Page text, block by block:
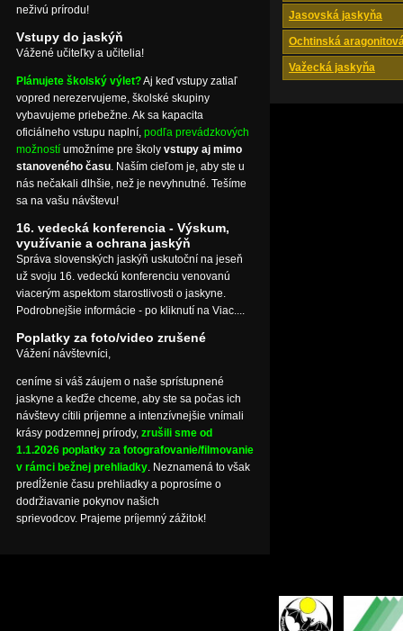
Jasovská jaskyňa
Ochtinská
Važecká jaskyňa
neživú prírodu!
Vstupy do jaskýň
Vážené učiteľky a učitelia!
Plánujete školský výlet?Aj keď vstupy zatiaľ
vopred nerezervujeme, školské skupiny
vybavujeme priebežne. Ak sa kapacita
oficiálneho vstupu naplní, podľa prevádzkových
možností umožníme pre školy vstupy aj mimo
stanoveného času. Naším cieľom je, aby ste u
nás nečakali dlhšie, než je nevyhnutné. Tešíme
sa na vašu návštevu!
16. vedecká konferencia - Výskum,
využívanie a ochrana jaskýň
Správa slovenských jaskýň uskutoční na jeseň
už svoju 16. vedeckú konferenciu venovanú
viacerým aspektom starostlivosti o jaskyne.
Podrobnejšie informácie - po kliknutí na Viac....
Poplatky za foto/video zrušené
Vážení návštevníci,
ceníme si váš záujem o naše sprístupnené
jaskyne a keďže chceme, aby ste sa počas ich
návštevy cítili príjemne a intenzívnejšie vnímali
krásy podzemnej prírody, zrušili sme od
1.1.2026 poplatky za fotografovanie/filmovanie
v rámci bežnej prehliadky. Neznamená to však
predĺženie času prehliadky a poprosíme o
dodržiavanie pokynov našich
sprievodcov. Prajeme príjemný zážitok!